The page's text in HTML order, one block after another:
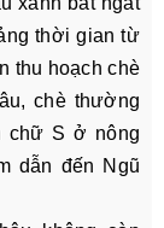
thời gian từ
thu hoạch chè
chè thường
chữ S ở nông
dẫn đến Ngũ